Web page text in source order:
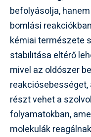
befolyásolja,
bomlási
kémiai természete
stabilitása eltérő
mivel az oldószer
részt vehet a
folyamatokban,
molekulák